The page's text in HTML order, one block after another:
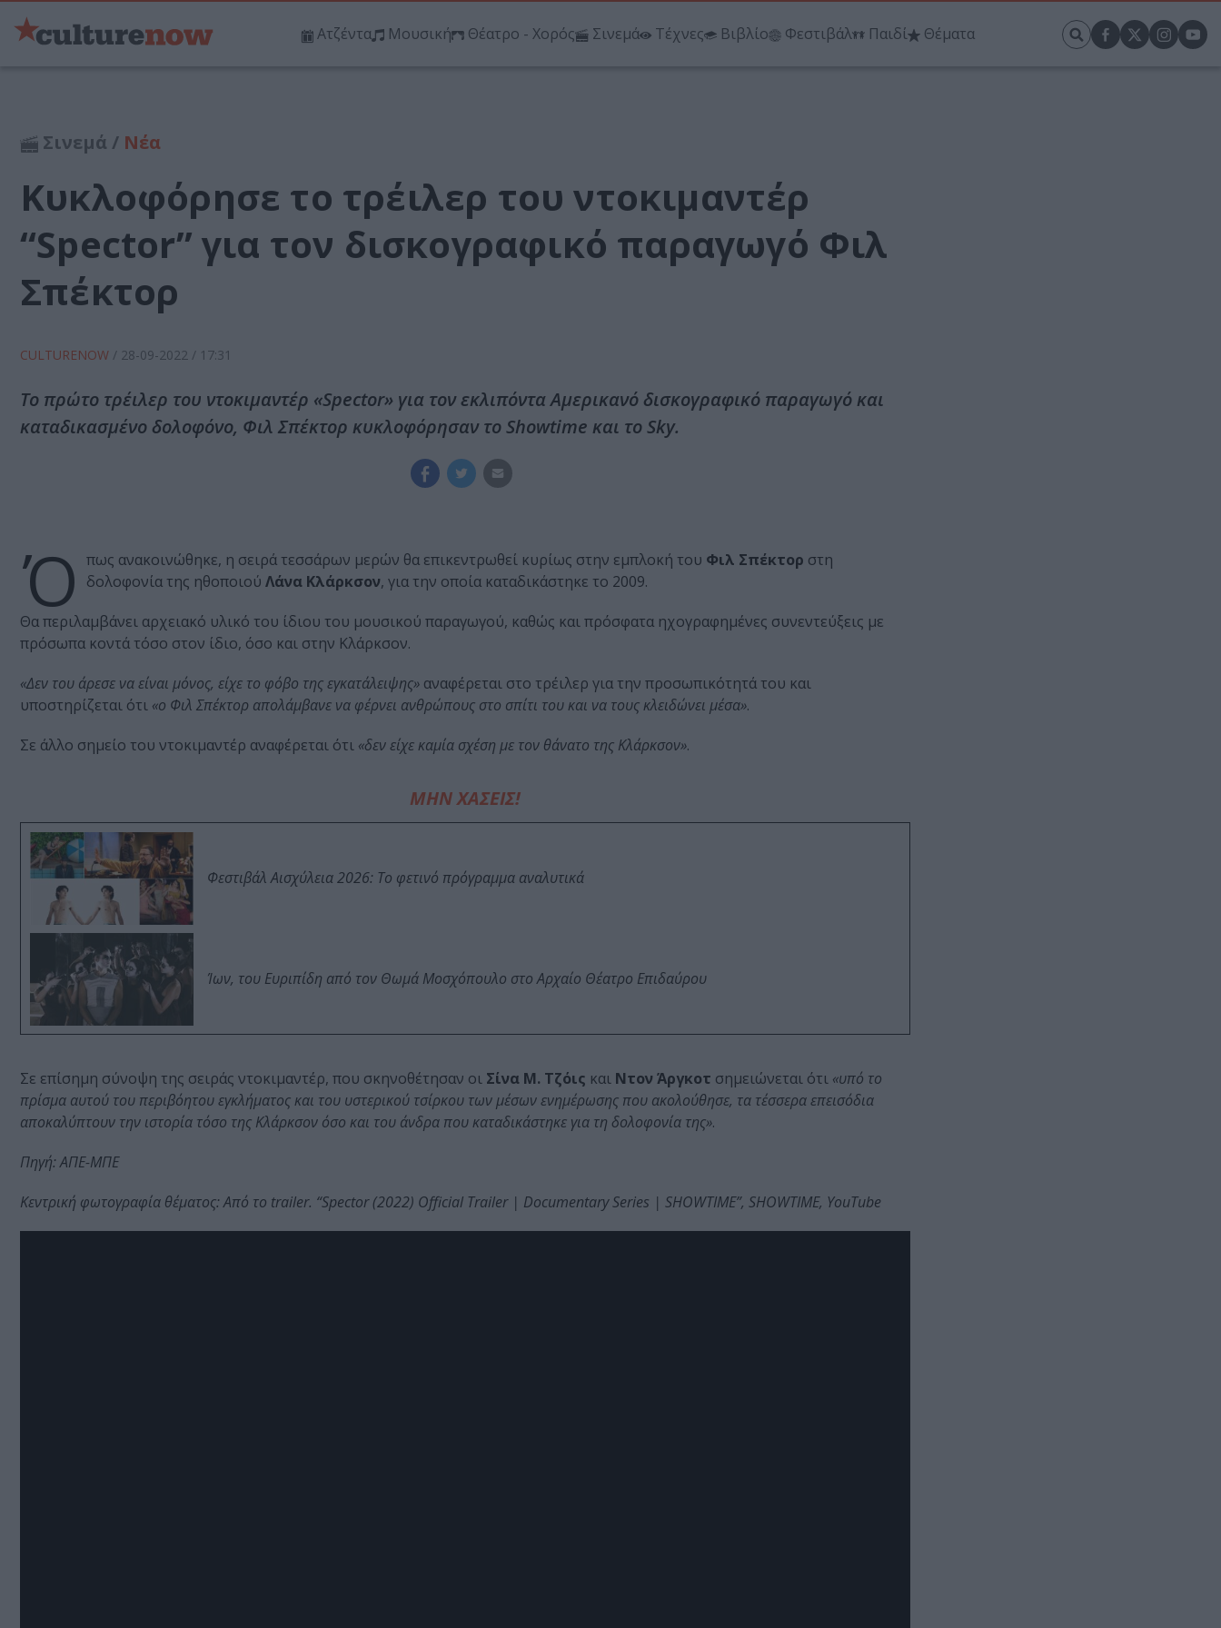
Ατζέντα Μουσική Θέατρο - Χορός Σινεμά Τέχνες Βιβλίο Φεστιβάλ Παιδί Θέματα
Σινεμά / Νέα
Κυκλοφόρησε το τρέιλερ του ντοκιμαντέρ
“Spector” για τον δισκογραφικό παραγωγό Φιλ
Σπέκτορ
CULTURENOW / 28-09-2022 / 17:31
Το πρώτο τρέιλερ του ντοκιμαντέρ «Spector» για τον εκλιπόντα Αμερικανό δισκογραφικό παραγωγό και
καταδικασμένο δολοφόνο, Φιλ Σπέκτορ κυκλοφόρησαν το Showtime και το Sky.
Ό πως ανακοινώθηκε, η σειρά τεσσάρων μερών θα επικεντρωθεί κυρίως στην εμπλοκή του Φιλ Σπέκτορ στη
δολοφονία της ηθοποιού Λάνα Κλάρκσον, για την οποία καταδικάστηκε το 2009.
Θα περιλαμβάνει αρχειακό υλικό του ίδιου του μουσικού παραγωγού, καθώς και πρόσφατα ηχογραφημένες συνεντεύξεις με
πρόσωπα κοντά τόσο στον ίδιο, όσο και στην Κλάρκσον.
«Δεν του άρεσε να είναι μόνος, είχε το φόβο της εγκατάλειψης» αναφέρεται στο τρέιλερ για την προσωπικότητά του και
υποστηρίζεται ότι «ο Φιλ Σπέκτορ απολάμβανε να φέρνει ανθρώπους στο σπίτι του και να τους κλειδώνει μέσα».
Σε άλλο σημείο του ντοκιμαντέρ αναφέρεται ότι «δεν είχε καμία σχέση με τον θάνατο της Κλάρκσον».
ΜΗΝ ΧΑΣΕΙΣ!
Φεστιβάλ Αισχύλεια 2026: Το φετινό πρόγραμμα αναλυτικά
Ίων, του Ευριπίδη από τον Θωμά Μοσχόπουλο στο Αρχαίο Θέατρο Επιδαύρου
Σε επίσημη σύνοψη της σειράς ντοκιμαντέρ, που σκηνοθέτησαν οι Σίνα Μ. Τζόις και Ντον Άργκοτ σημειώνεται ότι «υπό το
πρίσμα αυτού του περιβόητου εγκλήματος και του υστερικού τσίρκου των μέσων ενημέρωσης που ακολούθησε, τα τέσσερα επεισόδια
αποκαλύπτουν την ιστορία τόσο της Κλάρκσον όσο και του άνδρα που καταδικάστηκε για τη δολοφονία της».
Πηγή: ΑΠΕ-ΜΠΕ
Κεντρική φωτογραφία θέματος: Από το trailer. “Spector (2022) Official Trailer | Documentary Series | SHOWTIME”, SHOWTIME, YouTube